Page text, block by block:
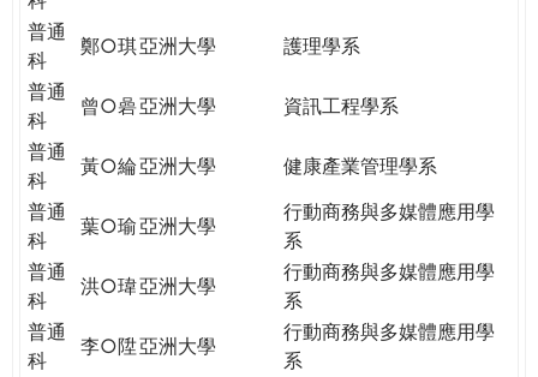
普通
科
鄭○琪亞洲大學
護理學系
普通
科
曾○碞亞洲大學
資訊工程學系
普通
科
黃○綸亞洲大學
健康產業管理學系
普通
科
葉○瑜亞洲大學
行動商務與多媒體應用學
系
普通
科
洪○瑋亞洲大學
行動商務與多媒體應用學
系
普通
科
李○陞亞洲大學
行動商務與多媒體應用學
系